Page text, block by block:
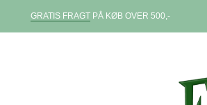
GRATIS FRAGTPÅ KØB OVER 500,-